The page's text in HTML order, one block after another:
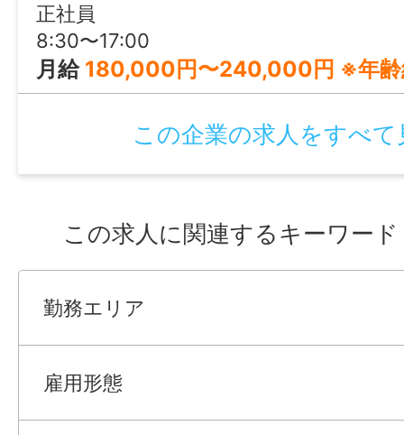
正社員
8:30〜17:00
月給 180,000円〜240,000円 ※年齢
この企業の求人をすべて
この求人に関連するキーワード
勤務エリア
雇用形態